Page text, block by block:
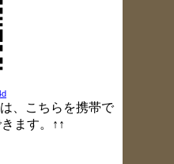
頭鍼）
指しびれ）
肩痛）
胸筋ストレッチ）
、こちらを携帯で
ます。↑↑